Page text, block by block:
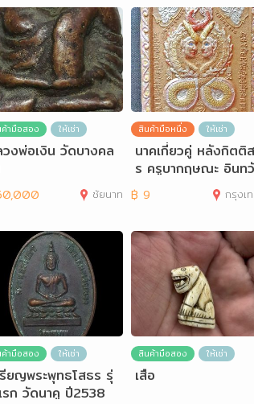
ามือสอง ให้เช่า
งพ่อเงิน วัดบางคล
ชัยนาท
สินค้ามือหนึ่ง ให้เช่า
นาคเกี่ยวคู่ หลังกิตติ
ร ครูบากฤษณะ อินทวั
ณโณ สำนักสงฆ์ป่า
฿ 9 กรุงเทพมห
ามือสอง ให้เช่า
ยญพระพุทธโสธร รุ่
ก วัดนาคู ปี2538
สินค้ามือสอง ให้เช่า
เสือ